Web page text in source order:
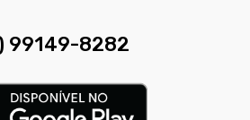
99149-8282